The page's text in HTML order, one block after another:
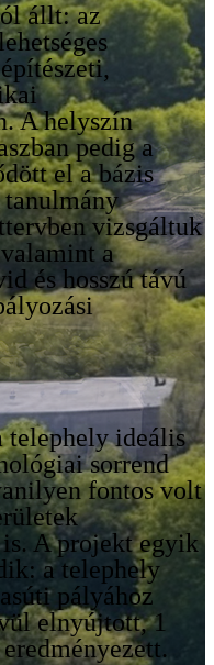
állt: az
A helyszín
pedig a
el a bázis
vizsgáltuk
a
és hosszú távú
telephely ideális
sorrend
fontos volt
A projekt egyik
a telephely
pályához
elnyújtott, 1